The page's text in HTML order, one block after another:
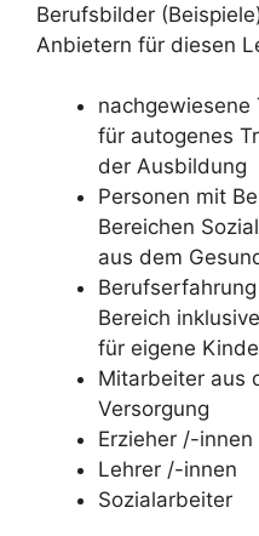
Berufsbilder
Anbietern für diesen
nachgewiesene
für autogenes
der Ausbildung
Personen mit
Bereichen
aus dem
Bereich
für eigene
Mitarbeiter aus
Versorgung
Erzieher /-innen
Lehrer /-innen
Sozialarbeiter